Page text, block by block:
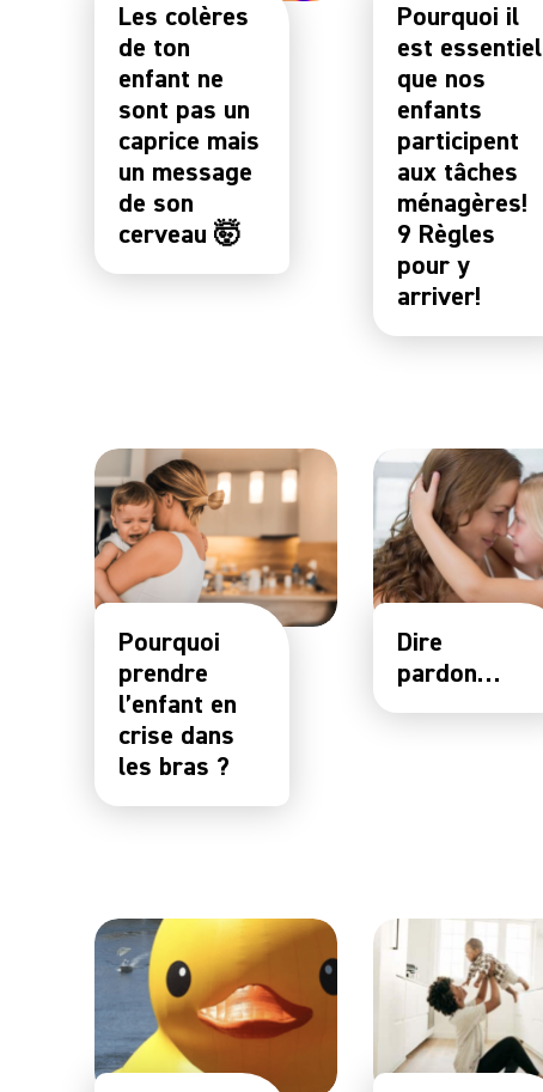
Les colères
de ton
enfant ne
sont pas un
caprice mais
un message
de son
cerveau 🤯
Pourquoi il
est essentiel
que nos
enfants
participent
aux tâches
ménagères!
9 Règles
pour y
arriver!
Pourquoi
prendre
l’enfant en
crise dans
les bras ?
Dire
pardon…